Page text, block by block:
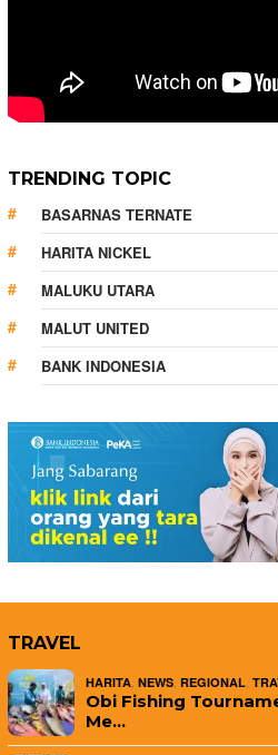
TRENDING TOPIC
BASARNAS TERNATE
HARITA NICKEL
MALUKU UTARA
MALUT UNITED
BANK INDONESIA
TRAVEL
HARITA NEWS REGIONAL
Obi Fishing
Me…